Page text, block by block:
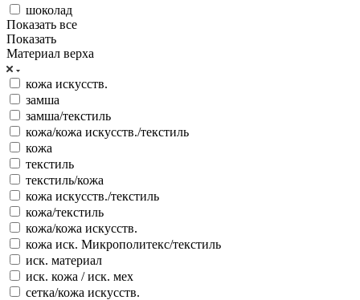
шоколад
Показать все
Показать
Материал верха
кожа искусств.
замша
замша/текстиль
кожа/кожа искусств./текстиль
кожа
текстиль
текстиль/кожа
кожа искусств./текстиль
кожа/текстиль
кожа/кожа искусств.
кожа иск. Микрополитекс/текстиль
иск. материал
иск. кожа / иск. мех
сетка/кожа искусств.